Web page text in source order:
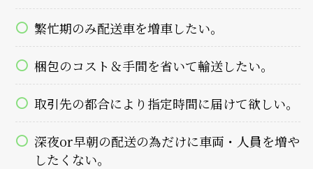
繁忙期のみ配送車を増車したい。
梱包のコスト＆手間を省いて輸送したい。
取引先の都合により指定時間に届けて欲しい。
深夜or早朝の配送の為だけに車両・人員を増や
したくない。